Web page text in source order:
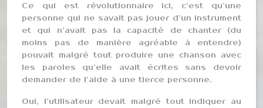
Ce qui est révolutionnaire ici, c’est qu’une
personne qui ne savait pas jouer d’un instrument
et qui n’avait pas la capacité de chanter (du
moins pas de manière agréable à entendre)
pouvait malgré tout produire une chanson avec
les paroles qu’elle avait écrites sans devoir
demander de l’aide à une tierce personne.
Oui, l’utilisateur devait malgré tout indiquer au